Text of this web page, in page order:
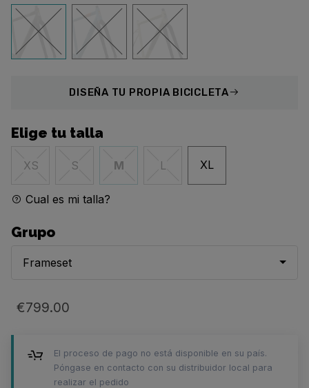
DISEÑA TU PROPIA BICICLETA
Elige tu talla
XS S M L XL
Cual es mi talla?
Grupo
Frameset
€799.00
El proceso de pago no está disponible en su país.
Póngase en contacto con su distribuidor local para
realizar el pedido